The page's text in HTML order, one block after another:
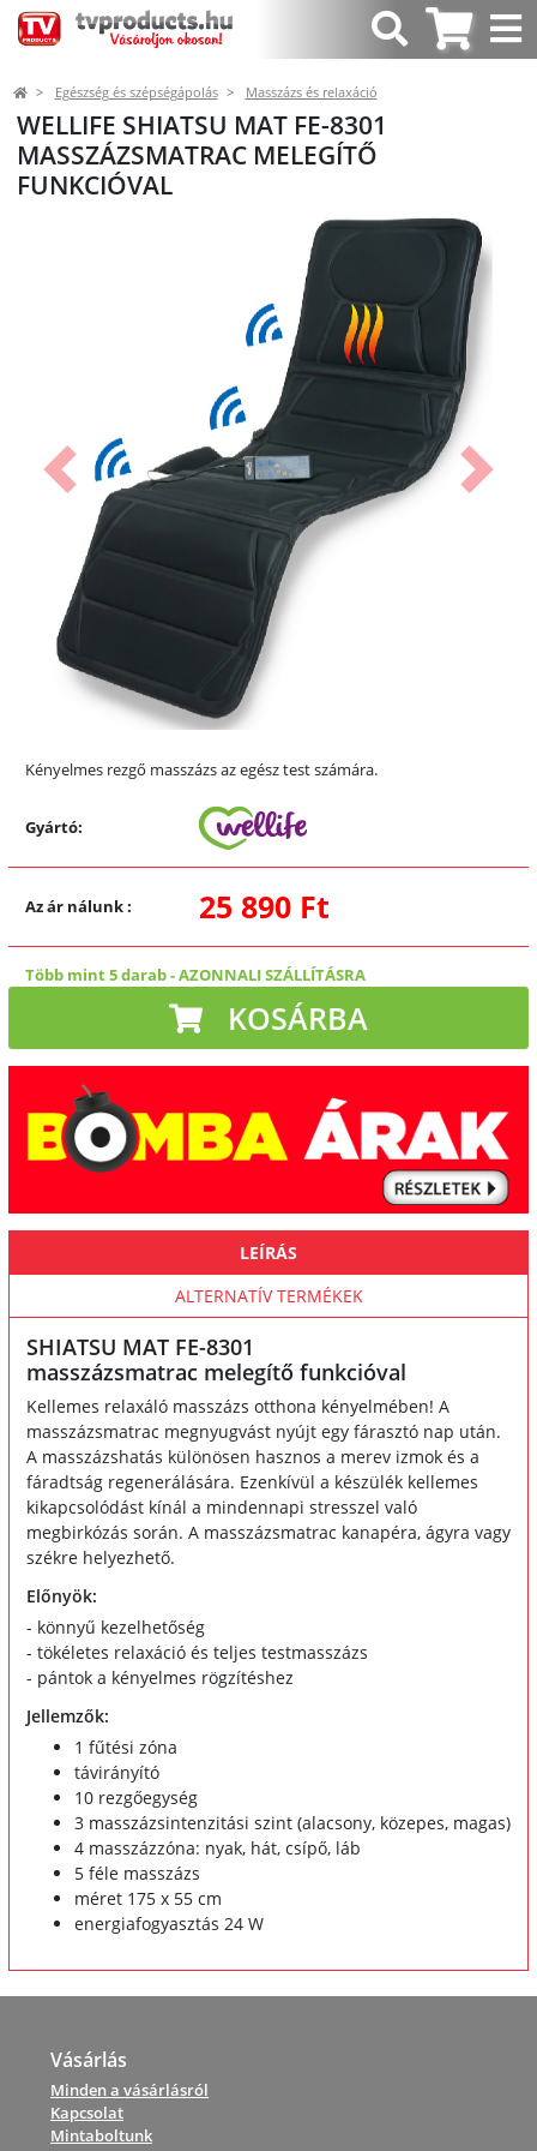
Egészség és szépségápolás Masszázs és relaxáció
WELLIFE SHIATSU MAT FE-8301
MASSZÁZSMATRAC MELEGÍTŐ
FUNKCIÓVAL
Előző
Kényelmes rezgő masszázs az egész test számára.
Gyártó:
Az ár nálunk: 25 890 Ft
Több mint 5 darab-AZONNALI SZÁLLÍTÁSRA
KOSÁRBA
LEÍRÁS
ALTERNATÍV TERMÉKEK
SHIATSU MAT FE-8301
masszázsmatrac melegítő funkcióval
Kellemes relaxáló masszázs otthona kényelmében! A
masszázsmatrac megnyugvást nyújt egy fárasztó nap után.
A masszázshatás különösen hasznos a merev izmok és a
fáradtság regenerálására. Ezenkívül a készülék kellemes
kikapcsolódást kínál a mindennapi stresszel való
megbirkózás során. A masszázsmatrac kanapéra, ágyra vagy
székre helyezhető.
Előnyök:
- könnyű kezelhetőség
- tökéletes relaxáció és teljes testmasszázs
- pántok a kényelmes rögzítéshez
Jellemzők:
1 fűtési zóna
távirányító
10 rezgőegység
3 masszázsintenzitási szint (alacsony, közepes, magas)
4 masszázzóna: nyak, hát, csípő, láb
5 féle masszázs
méret 175 x 55 cm
energiafogyasztás 24 W
Vásárlás
Minden a vásárlásról
Kapcsolat
Mintaboltunk